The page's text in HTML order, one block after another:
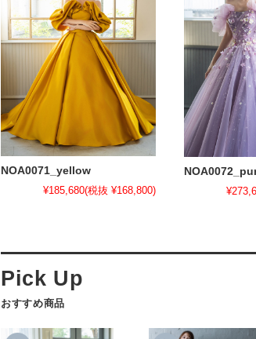
NOA0071_yellow
¥185,680(税抜 ¥168,800)
おすすめ商品